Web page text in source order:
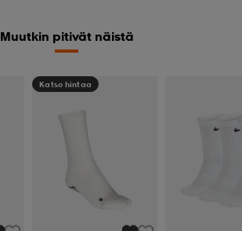
Muutkin pitivät näistä
Katso hintaa